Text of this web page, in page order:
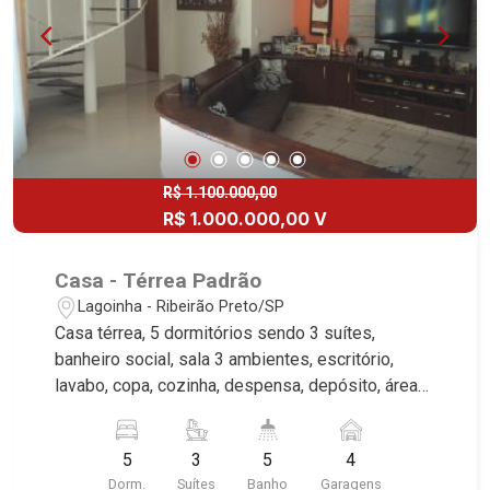
Torino, Città di Positano, San Diego, Quinta da
Alvorada, Monte Rey, Garden Villa e Quinta do
Golfe. Avenida João Fiúsa, 1051 - Alto da Boa
Vista | Ribeirão Preto.
R$ 1.100.000,00
R$ 1.000.000,00 V
Casa - Térrea Padrão
Lagoinha - Ribeirão Preto/SP
Casa térrea, 5 dormitórios sendo 3 suítes,
banheiro social, sala 3 ambientes, escritório,
lavabo, copa, cozinha, despensa, depósito, área
externa com piscina, churrasqueira, sauna,
vestiário, jardim, quintal, sacada, aquecedor solar,
5
Dorm.
3
Suítes
5
Banho
4
Garagens